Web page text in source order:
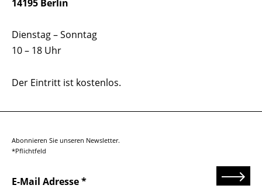
14195 Berlin
Dienstag – Sonntag
10 – 18 Uhr
Der Eintritt ist kostenlos.
Abonnieren Sie unseren Newsletter.
*Pflichtfeld
E-Mail Adresse Senden